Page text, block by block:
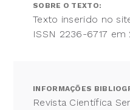
SOBRE O TEXTO:
Texto inserido no
ISSN 2236-6717 em
INFORMAÇÕES
Revista Científica